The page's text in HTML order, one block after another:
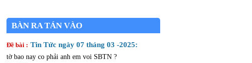
BÀN RA TÁN VÀO
Đề bài : Tin Tức ngày 07 tháng 03 -2025:
tờ bao nay co phải anh em voi SBTN ?